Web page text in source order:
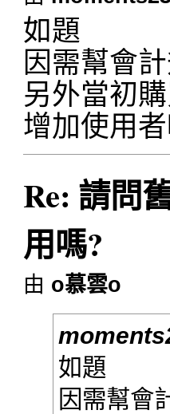
如題
因需幫會
另外當初
增加使用
Re: 請問
用嗎?
由 o慕雲o
如題
因需幫會